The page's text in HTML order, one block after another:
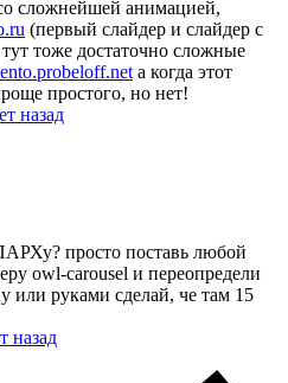
сложнейшей анимацией,
(первый слайдер и слайдер с
тоже достаточно сложные
а когда этот
простого, но нет!
назад
просто поставь любой
owl-carousel и переопредели
или руками сделай, че там 15
назад